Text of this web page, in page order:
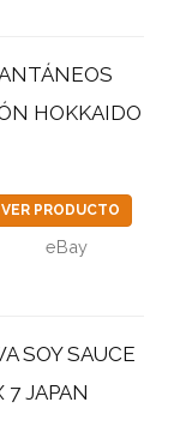
HOKKAIDO
VER PRODUCTO
eBay
SOY SAUCE
7 JAPAN